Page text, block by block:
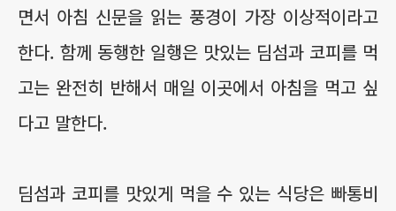
면서 아침 신문을 읽는 풍경이 가장 이상적이라고
한다. 함께 동행한 일행은 맛있는 딤섬과 코피를 먹
고는 완전히 반해서 매일 이곳에서 아침을 먹고 싶
다고 말한다.
딤섬과 코피를 맛있게 먹을 수 있는 식당은 빠통비